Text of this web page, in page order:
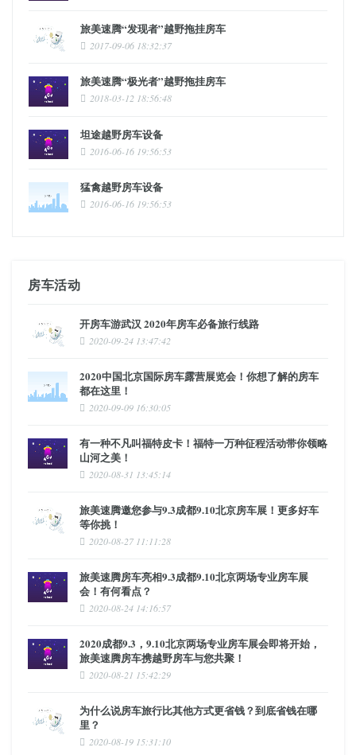
旅美速腾“发现者”越野拖挂房车
2017-09-06 18:32:37
旅美速腾“极光者”越野拖挂房车
2018-03-12 18:56:48
坦途越野房车设备
2016-06-16 19:56:53
猛禽越野房车设备
2016-06-16 19:56:53
房车活动
开房车游武汉 2020年房车必备旅行线路
2020-09-24 13:47:42
2020中国北京国际房车露营展览会！你想了解的房车
都在这里！
2020-09-09 16:30:05
有一种不凡叫福特皮卡！福特一万种征程活动带你领略
山河之美！
2020-08-31 13:45:14
旅美速腾邀您参与9.3成都9.10北京房车展！更多好车
等你挑！
2020-08-27 11:11:28
旅美速腾房车亮相9.3成都9.10北京两场专业房车展
会！有何看点？
2020-08-24 14:16:57
2020成都9.3，9.10北京两场专业房车展会即将开始，
旅美速腾房车携越野房车与您共聚！
2020-08-21 15:42:29
为什么说房车旅行比其他方式更省钱？到底省钱在哪
里？
2020-08-19 15:31:10